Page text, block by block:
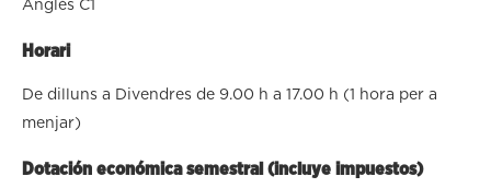
Anglès C1
Horari
De dilluns a Divendres de 9.00 h a 17.00 h (1 hora per a
menjar)
Dotación económica semestral (incluye impuestos)